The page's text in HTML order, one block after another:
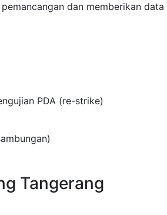
dan memberikan data
PDA (re-strike)
Tangerang